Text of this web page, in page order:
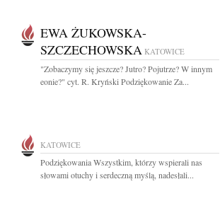
EWA ŻUKOWSKA-
SZCZECHOWSKA KATOWICE
"Zobaczymy się jeszcze? Jutro? Pojutrze? W innym
eonie?" cyt. R. Kryński Podziękowanie Za...
KATOWICE
Podziękowania Wszystkim, którzy wspierali nas
słowami otuchy i serdeczną myślą, nadesłali...